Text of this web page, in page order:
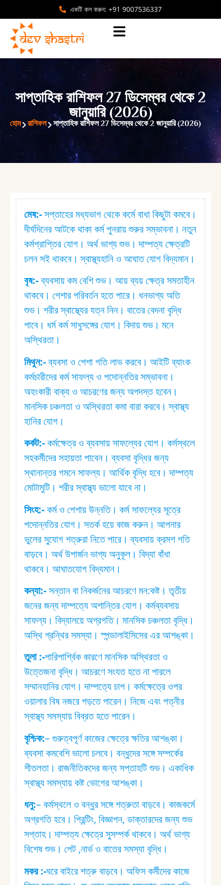
একটি কল করুন: +91 9007536337
সাপ্তাহিক রাশিফল 27 ডিসেম্বর থেকে 2
জানুয়ারি (2026)
হোম রাশিফল সাপ্তাহিক রাশিফল 27 ডিসেম্বর থেকে 2 জানুয়ারি (2026)
মেষ:⁠-সপ্তাহের মধ্যভাগ থেকে কর্মে বাধা কিছুটা কমবে।
দীর্ঘদিনের আটকে থাকা কর্ম পুনরায় শুরুর সম্ভাবনা। নতুন
কর্মপ্রাপ্তির যোগ। অর্থ ভাগ্য শুভ। দাম্পত্য ক্ষেত্রটি
চলন সই থাকবে। স্বাস্থ্যহানি ও আঘাত যোগ বিদ্যমান।
বৃষ:⁠-ব্যবসায় কম বেশি শুভ। আয় ব্যয় ক্ষেত্র সমতাহীন
থাকবে। পেশার পরিবর্তন হতে পারে। ধনভাগ্য অতি
শুভ। শরীর স্বাস্থ্যের যত্ন নিন। বাতের বেদনা বৃদ্ধি
পাবে। ধর্ম কর্ম সাধুসঙ্গের যোগ। বিদায় শুভ। মনে
অস্থিরতা।
মিথুন:⁠-ব্যবসা ও পেশা গতি লাভ করবে। আইটি ব্যাংক
কর্মচারীদের কর্ম সাফল্য ও পদোন্নতির সম্ভাবনা।
অহংকারী বাক্য ও আচরণের জন্য অপদস্ত হবেন।
মানসিক চঞ্চলতা ও অস্থিরতা কমা বারা করবে। স্বাস্থ্য
হানির যোগ।
কর্কট:⁠-কর্মক্ষেত্র ও ব্যবসায় সাফল্যের যোগ। কর্মস্থলে
সহকর্মীদের সহায়তা পাবেন। ব্যবসা বৃদ্ধির জন্য
স্থানান্তর গমনে সাফল্য। আর্থিক বৃদ্ধি হবে। দাম্পত্য
মোটামুটি। শরীর স্বাস্থ্য ভালো যাবে না।
সিংহ:⁠-কর্ম ও পেশায় উন্নতি। কর্ম সাফল্যের সূত্রে
পদোন্নতির যোগ। সতর্ক হয়ে কাজ করুন। আপনার
ভুলের সুযোগ শত্রুরা নিতে পারে। ব্যবসায় ক্রমশ গতি
বাড়বে। অর্থ উপার্জন ভাগ্য অনুকূল। বিদ্যা বাঁধা
থাকবে। আঘাতযোগ বিদ্যমান।
কন্যা:⁠-সন্তান বা নিকর্জনের আচরণে মন:⁠কষ্ট। তৃতীয়
জনের জন্য দাম্পত্যে অশান্তির যোগ। কর্মব্যবসায়
সাফল্য। বিদ্যালয়ে অগ্রগতি। মানসিক চঞ্চলতা বৃদ্ধি।
অস্থি গ্রন্থির সমস্যা। স্পন্ডালাইসিসের এর আশঙ্কা।
তুলা :⁠-পারিপার্শ্বিক কারণে মানসিক অস্থিরতা ও
উত্তেজনা বৃদ্ধি। আচরণে সংযত হতে না পারলে
সম্মানহানির যোগ। দাম্পত্যে চাপ। কর্মক্ষেত্রে ওপর
ওয়ালার বিষ নজরে পড়তে পারেন। নিজে এবং পত্নীর
স্বাস্থ্য সমস্যায় বিব্রত হতে পারেন।
বৃশ্চিক:⁠– গুরুত্বপূর্ণ কাজের ক্ষেত্রে ক্ষতির আশঙ্কা।
ব্যবসা কমবেশি ভালো চলবে। বন্ধুদের সঙ্গে সম্পর্কের
শীতলতা। রাজনীতিকদের জন্য সপ্তাহটি শুভ। একাধিক
স্বাস্থ্য সমস্যায় কষ্ট ভোগের আশঙ্কা।
ধনু:⁠– কর্মস্থলে ও বন্ধুর সঙ্গে শত্রুতা বাড়বে। কাজকর্মে
অগ্রগতি হবে। প্রিন্টিং, বিজ্ঞাপন, ডাক্তারদের জন্য শুভ
সপ্তাহ। দাম্পত্য ক্ষেত্রে সুসম্পর্ক থাকবে। অর্থ ভাগ্য
বিশেষ শুভ। পেট ,নার্ভ ও বাতের সমস্যা বৃদ্ধি।
মকর :⁠-ঘরে বাইরে শত্রু বাড়বে। অফিস কর্মীদের কাজে